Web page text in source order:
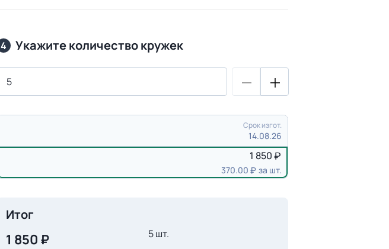
4 Укажите количество кружек
Срок изгот.
14.08.26
1 850
370.00 за шт.
Итог
1 850 ₽ 5 шт.